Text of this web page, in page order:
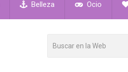
Belleza Ocio